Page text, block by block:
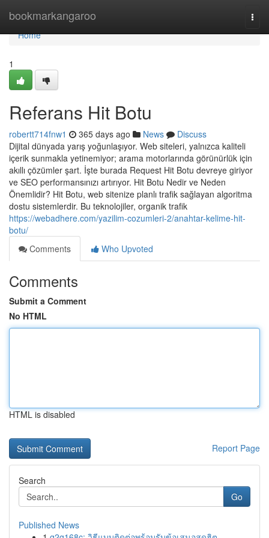
bookmarkangaroo
Home
Home
1
Referans Hit Botu
robertt714fnw1 365 days ago News
Discuss
Dijital dünyada yarış yoğunlaşıyor. Web siteleri, yalnızca kaliteli
içerik sunmakla yetinemiyor; arama motorlarında görünürlük için
akıllı çözümler şart. İşte burada Request Hit Botu devreye giriyor
ve SEO performansınızı artırıyor. Hit Botu Nedir ve Neden
Önemlidir? Hit Botu, web sitenize planlı trafik sağlayan algoritma
dostu sistemlerdir. Bu teknolojiler, organik trafik
https://webadhere.com/yazilim-cozumleri-2/anahtar-kelime-hit-
botu/
Comments
Who Upvoted
Comments
Submit a Comment
No HTML
HTML is disabled
Report Page
Search
Go
Published News